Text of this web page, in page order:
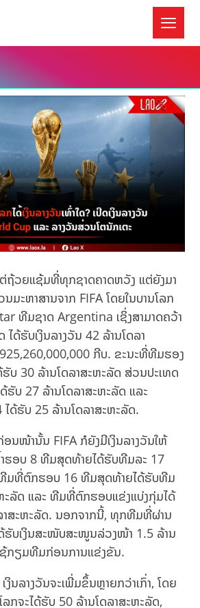
ຖ້ວຍແຊ້ມທີ່ທຸກຊາດຄາດຫວັງ ແຕ່ຍັງມາ
ມະຫາສານຈາກ FIFA ໂດຍໃນບານໂລກ
ທີມຊາດ Argentina ເຊິ່ງສາມາດຄວ້າ
ໄດ້ຮັບເງິນລາງວັນ 42 ລ້ານໂດລາ
ກີບ. ຂະນະທີ່ທີມຮອງ
ບ 30 ລ້ານໂດລາສະຫະລັດ ສ່ວນປະເທດ
ບ 27 ລ້ານໂດລາສະຫະລັດ ແລະ
ດ້ຮັບ 25 ລ້ານໂດລາສະຫະລັດ.
ໜ້ານັ້ນ FIFA ກໍຍັງມີເງິນລາງວັນໃຫ້
ຮອບ 8 ທີມສຸດທ້າຍໄດ້ຮັບທີມລະ 17
ທີມທີ່ຕົກຮອບ 16 ທີມສຸດທ້າຍໄດ້ຮັບທີມ
ະລັດ ແລະ ທີມທີ່ຕົກຮອບແຂ່ງແບ່ງກຸ່ມໄດ້
າສະຫະລັດ. ນອກຈາກນີ້, ທຸກທີມທີ່ຜ່ານ
ຮັບເງິນສະໜັບສະໜູນລ່ວງໜ້າ 1.5 ລ້ານ
ຊ້ກຽມທີມກ່ອນການແຂ່ງຂັນ.
ນລາງວັນຈະເພີ່ມຂຶ້ນຫຼາຍກວ່າເກົ່າ, ໂດຍ
ລກຈະໄດ້ຮັບ 50 ລ້ານໂດລາສະຫະລັດ,